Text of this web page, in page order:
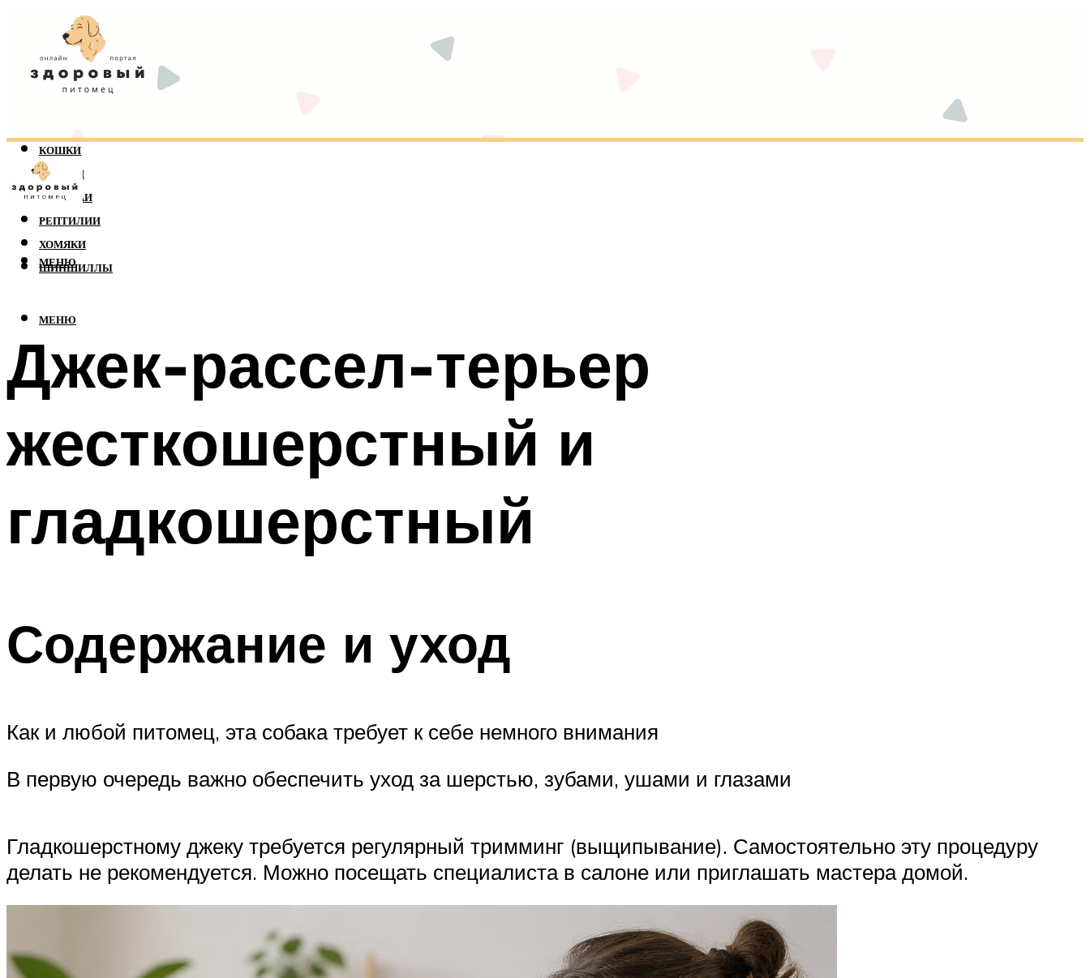
КОШКИ
СОБАКИ
ПОПУГАИ
РЕПТИЛИИ
ХОМЯКИ
ШИНШИЛЛЫ
МЕНЮ
МЕНЮ
Джек-рассел-терьер
жесткошерстный и
гладкошерстный
Содержание и уход
Как и любой питомец, эта собака требует к себе немного внимания
В первую очередь важно обеспечить уход за шерстью, зубами, ушами и глазами
Гладкошерстному джеку требуется регулярный тримминг (выщипывание). Самостоятельно эту процедуру
делать не рекомендуется. Можно посещать специалиста в салоне или приглашать мастера домой.